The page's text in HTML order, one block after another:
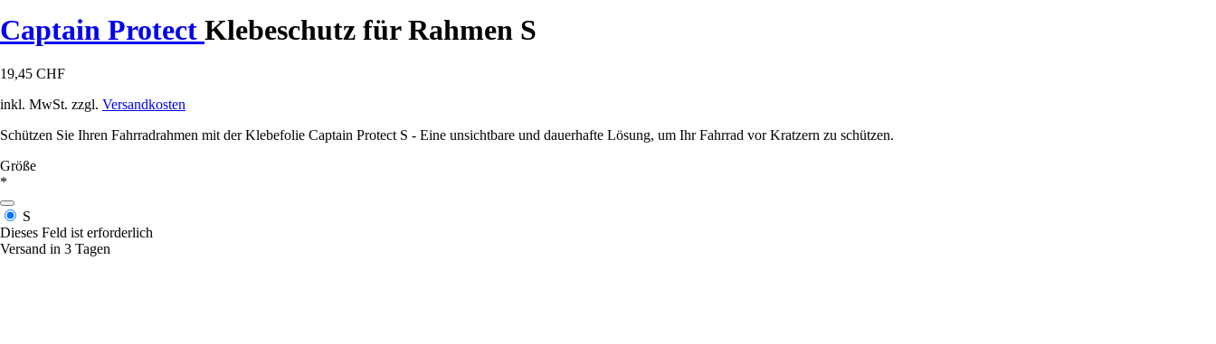
Captain Protect Klebeschutz für Rahmen S
19,45 CHF
inkl. MwSt. zzgl. Versandkosten
Schützen Sie Ihren Fahrradrahmen mit der Klebefolie Captain Protect S - Eine unsichtbare und dauerhafte Lösung, um Ihr Fahrrad vor Kratzern zu schützen.
Größe
*
S
Dieses Feld ist erforderlich
Versand in 3 Tagen